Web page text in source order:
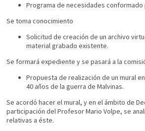
Programa de necesidades
Se toma conocimiento
Solicitud de creación de un archivo
material grabado existente.
Se formará expediente y se pasará a la
Propuesta de realización de un mural
40 años de la guerra de Malvinas.
Se acordó hacer el mural, y en el ámbito de
participación del Profesor Mario Volpe, se
relativas a éste.